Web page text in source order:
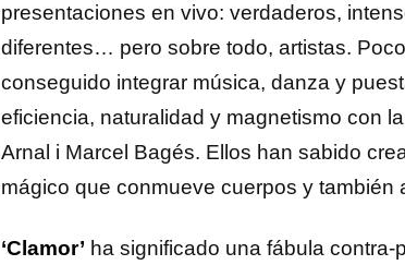
presentaciones en vivo: verdaderos,
diferentes… pero sobre todo, artistas.
conseguido integrar música, danza y
eficiencia, naturalidad y magnetismo con
Arnal i Marcel Bagés. Ellos han sabido
mágico que conmueve cuerpos y también
‘Clamor’ ha significado una fábula